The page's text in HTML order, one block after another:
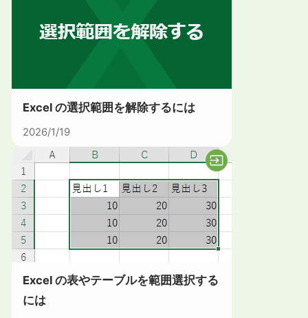
Excel の選択範囲を解除するには
2026/1/19
Excel の表やテーブルを範囲選択する
には